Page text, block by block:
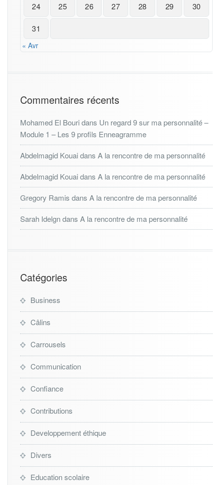
24 25 26 27 28 29 30
31
« Avr
Commentaires récents
Mohamed El Bouridans Un regard 9 sur ma personnalité –
Module 1 – Les 9 profils Enneagramme
Abdelmagid Kouaidans A la rencontre de ma personnalité
Abdelmagid Kouaidans A la rencontre de ma personnalité
Gregory Ramis dans A la rencontre de ma personnalité
Sarah Idelgndans A la rencontre de ma personnalité
Catégories
Business
Câlins
Carrousels
Communication
Confiance
Contributions
Developpement éthique
Divers
Education scolaire